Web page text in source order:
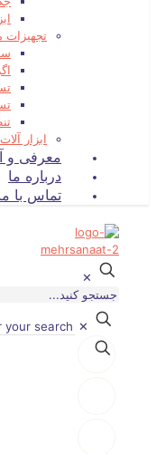
تجهیزات
ابزار آلات
معرفی و
درباره ما
تماس با
✕
✕